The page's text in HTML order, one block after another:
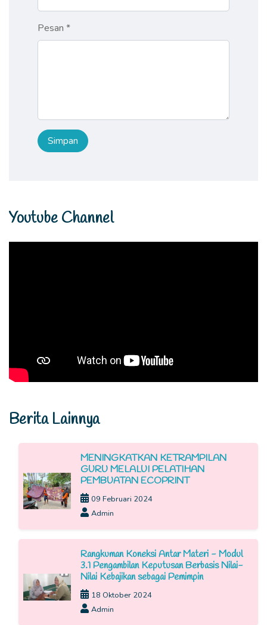
Pesan *
Youtube Channel
Berita Lainnya
MENINGKATKAN KETRAMPILAN
GURU MELALUI PELATIHAN
PEMBUATAN ECOPRINT
09 Februari 2024
Admin
Rangkuman Koneksi Antar Materi - Modul
3.1 Pengambilan Keputusan Berbasis Nilai-
Nilai Kebajikan sebagai Pemimpin
18 Oktober 2024
Admin